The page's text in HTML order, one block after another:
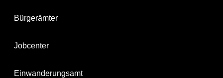
Bürgerämter
Jobcenter
Einwanderungsamt